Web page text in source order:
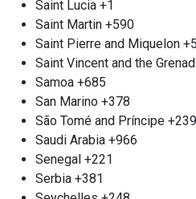
металлических
начала вам следует
после чего наши опытные
оперативно проведут
месте. Компания «Втормет»
современным
оборудованием и
группами, что позволяет
быстрее осуществлять
любой сложности. Все
Saint Lucia +1
Saint Martin +590
Saint Pierre and Miquelon
Saint Vincent and the
Samoa +685
San Marino +378
São Tomé and Príncipe +239
Saudi Arabia +966
Senegal +221
Serbia +381